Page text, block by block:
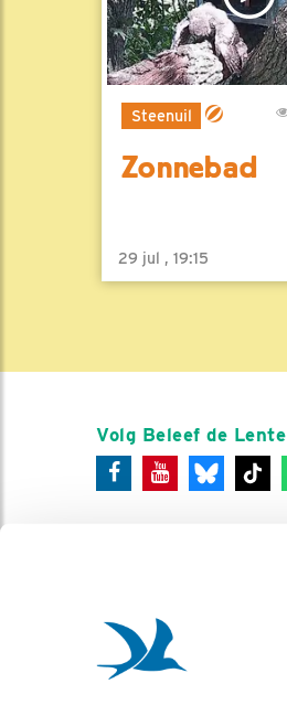
Steenuil
Zonnebad
29 jul , 19:15
Volg Beleef de Lente